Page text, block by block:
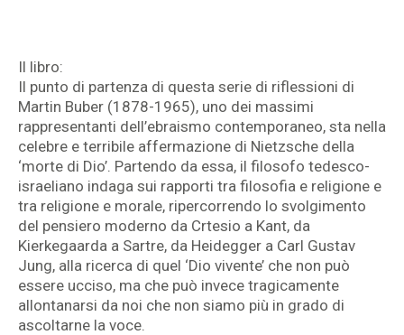
Il libro:
Il punto di partenza di questa serie di riflessioni di
Martin Buber (1878-1965), uno dei massimi
rappresentanti dell’ebraismo contemporaneo, sta nella
celebre e terribile affermazione di Nietzsche della
‘morte di Dio’. Partendo da essa, il filosofo tedesco-
israeliano indaga sui rapporti tra filosofia e religione e
tra religione e morale, ripercorrendo lo svolgimento
del pensiero moderno da Crtesio a Kant, da
Kierkegaarda a Sartre, da Heidegger a Carl Gustav
Jung, alla ricerca di quel ‘Dio vivente’ che non può
essere ucciso, ma che può invece tragicamente
allontanarsi da noi che non siamo più in grado di
ascoltarne la voce.